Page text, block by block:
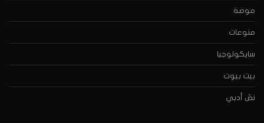
موضة
منوعات
سايكولوجيا
بيت بيوت
نصّ أدبي